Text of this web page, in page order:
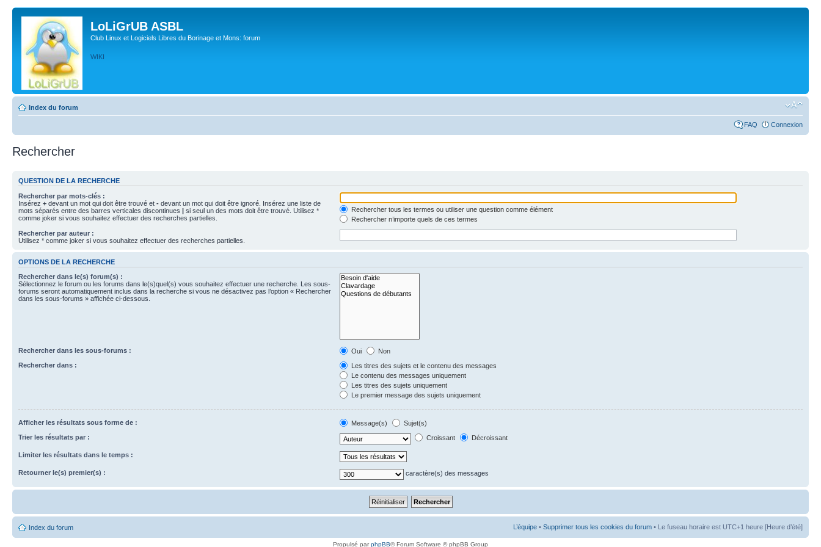
LoLiGrUB ASBL
Club Linux et Logiciels Libres du Borinage et Mons: forum
WIKI
Index du forum
FAQ Connexion
Rechercher
QUESTION DE LA RECHERCHE
Rechercher par mots-clés :
Insérez + devant un mot qui doit être trouvé et - devant un mot qui doit être ignoré. Insérez une liste de
mots séparés entre des barres verticales discontinues | si seul un des mots doit être trouvé. Utilisez *
comme joker si vous souhaitez effectuer des recherches partielles.
Rechercher tous les termes ou utiliser une question comme élément
Rechercher n’importe quels de ces termes
Rechercher par auteur :
Utilisez * comme joker si vous souhaitez effectuer des recherches partielles.
OPTIONS DE LA RECHERCHE
Rechercher dans le(s) forum(s) :
Sélectionnez le forum ou les forums dans le(s)quel(s) vous souhaitez effectuer une recherche. Les sous-
forums seront automatiquement inclus dans la recherche si vous ne désactivez pas l’option « Rechercher
dans les sous-forums » affichée ci-dessous.
Rechercher dans les sous-forums : Oui
Non
Rechercher dans :
Les titres des sujets et le contenu des messages
Le contenu des messages uniquement
Les titres des sujets uniquement
Le premier message des sujets uniquement
Afficher les résultats sous forme de : Message(s)
Sujet(s)
Trier les résultats par :
Croissant Décroissant
Limiter les résultats dans le temps :
Retourner le(s) premier(s) : caractère(s) des messages
Index du forum L’équipe • Supprimer tous les cookies du forum • Le fuseau horaire est UTC+1 heure [Heure d’été]
Propulsé parphpBB® Forum Software © phpBB Group